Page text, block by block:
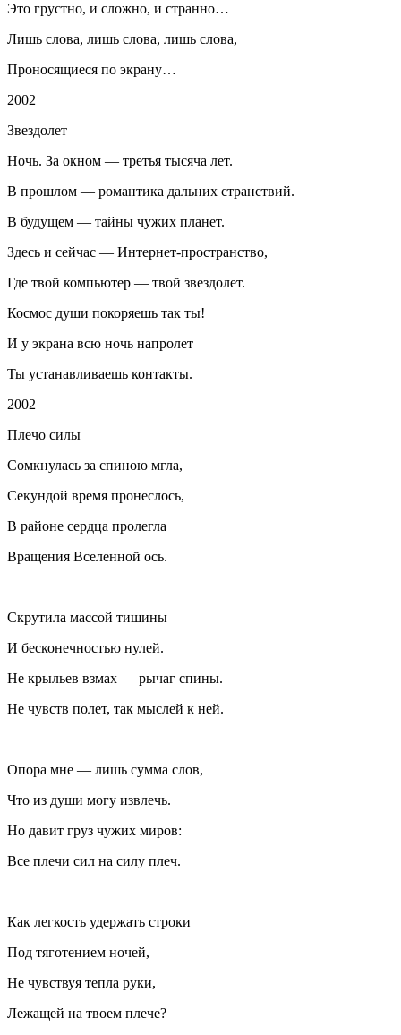
Это грустно, и сложно, и странно…
Лишь слова, лишь слова, лишь слова,
Проносящиеся по экрану…
2002
Звездолет
Ночь. За окном — третья тысяча лет.
В прошлом — романтика дальних странствий.
В будущем — тайны чужих планет.
Здесь и сейчас — Интернет-пространство,
Где твой компьютер — твой звездолет.
Космос души покоряешь так ты!
И у экрана всю ночь напролет
Ты устанавливаешь контакты.
2002
Плечо силы
Сомкнулась за спиною мгла,
Секундой время пронеслось,
В районе сердца пролегла
Вращения Вселенной ось.
Скрутила массой тишины
И бесконечностью нулей.
Не крыльев взмах — рычаг спины.
Не чувств полет, так мыслей к ней.
Опора мне — лишь сумма слов,
Что из души могу извлечь.
Но давит груз чужих миров:
Все плечи сил на силу плеч.
Как легкость удержать строки
Под тяготением ночей,
Не чувствуя тепла руки,
Лежащей на твоем плече?